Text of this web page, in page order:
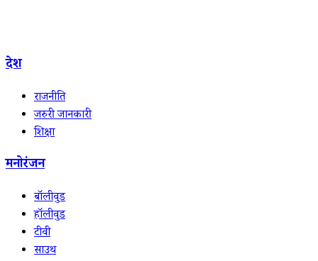
देश
राजनीति
जरुरी जानकारी
शिक्षा
मनोरंजन
बॉलीवुड
हॉलीवुड
टीवी
साउथ